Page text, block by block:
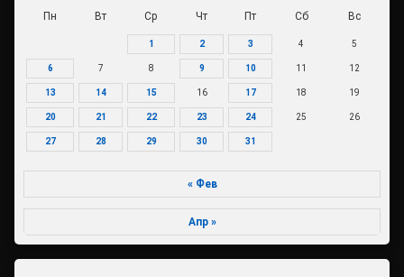
Пн Вт Ср Чт Пт Сб Вс
1 2 3 4 5
6 7 8 9 10 11 12
13 14 15 16 17 18 19
20 21 22 23 24 25 26
27 28 29 30 31
« Фев
Апр »